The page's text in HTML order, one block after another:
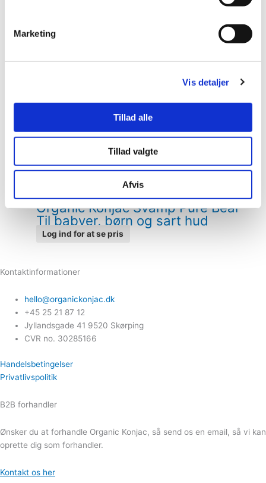
Marketing
Vis detaljer
Tillad alle
Tillad valgte
Afvis
Ansigt
Alle hudtyper samt antiage
Organic Konjac Svamp Pure Flower
– Til babyer, børn og sart hud
Log ind for at se pris
Organic Konjac Svamp Pure Bear –
Til babyer, børn og sart hud
Log ind for at se pris
Kontaktinformationer
hello@organickonjac.dk
+45 25 21 87 12
Jyllandsgade 41 9520 Skørping
CVR no. 30285166
Handelsbetingelser
Privatlivspolitik
B2B forhandler
Ønsker du at forhandle Organic Konjac, så send os en email, så vi kan
oprette dig som forhandler.
Kontakt os her